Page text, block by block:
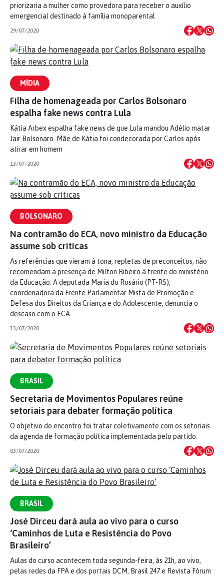
priorizaria a mulher como provedora para receber o auxílio
emergencial destinado à família monoparental
29/07/2020
MÍDIA
Filha de homenageada por Carlos Bolsonaro
espalha fake news contra Lula
Kátia Arbex espalha fake news de que Lula mandou Adélio matar
Jair Bolsonaro. Mãe de Kátia foi condecorada por Carlos após
atirar em homem
13/07/2020
BOLSONARO
Na contramão do ECA, novo ministro da Educação
assume sob críticas
As referências que vieram à tona, repletas de preconceitos, não
recomendam a presença de Milton Ribeiro à frente do ministério
da Educação. A deputada Maria do Rosário (PT-RS),
coordenadora da Frente Parlamentar Mista de Promoção e
Defesa dos Direitos da Criança e do Adolescente, denuncia o
descaso com o ECA
13/07/2020
BRASIL
Secretaria de Movimentos Populares reúne
setoriais para debater formação política
O objetivo do encontro foi tratar coletivamente com os setoriais
da agenda de formação política implementada pelo partido.
03/07/2020
BRASIL
José Dirceu dará aula ao vivo para o curso
‘Caminhos de Luta e Resistência do Povo
Brasileiro’
Aulas do curso acontecem toda segunda-feira, às 21h, ao vivo,
pelas redes da FPA e dos portais DCM, Brasil 247 e Revista Fórum